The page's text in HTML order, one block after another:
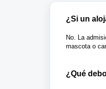
¿Si un
No. La
mascota o
¿Qué